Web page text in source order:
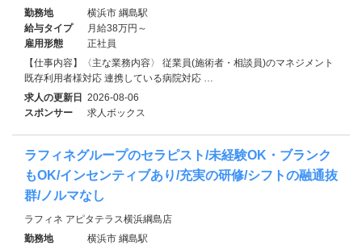
勤務地
横浜市 綱島駅
給与タイプ
月給38万円～
雇用形態
正社員
【仕事内容】〈主な業務内容〉 従業員(施術者・相談員)のマネジメント
既存利用者様対応 連携している病院対応 …
求人の更新日 2026-08-06
スポンサー
求人ボックス
ラフィネグループのセラピスト/未経験OK・ブランク
もOK/インセンティブあり/充実の研修/シフトの融通抜
群/ノルマなし
ラフィネ アピタテラス横浜綱島店
勤務地
横浜市 綱島駅